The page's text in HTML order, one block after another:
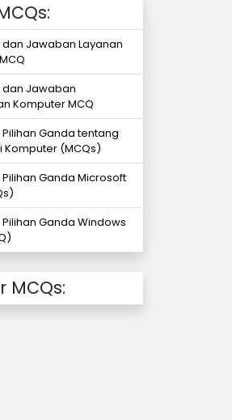
Jawaban Layanan
Jawaban
Komputer MCQ
Ganda tentang
Komputer (MCQs)
Ganda Microsoft
Ganda Windows
MCQs: